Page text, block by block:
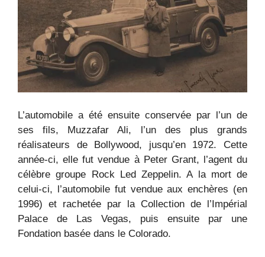
L’automobile a été ensuite conservée par l’un de
ses fils, Muzzafar Ali, l’un des plus grands
réalisateurs de Bollywood, jusqu’en 1972. Cette
année-ci, elle fut vendue à Peter Grant, l’agent du
célèbre groupe Rock Led Zeppelin. A la mort de
celui-ci, l’automobile fut vendue aux enchères (en
1996) et rachetée par la Collection de l’Impérial
Palace de Las Vegas, puis ensuite par une
Fondation basée dans le Colorado.